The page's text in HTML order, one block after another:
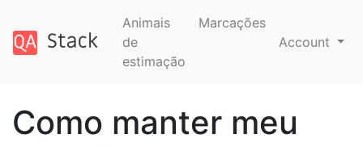
Animais
de
estimação
Marcações
Account
Como manter meu